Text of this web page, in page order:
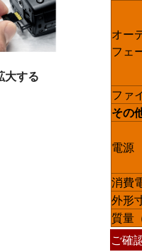
大する
オー
フェ
ファ
その
電源
消費
外形
質量
ご確